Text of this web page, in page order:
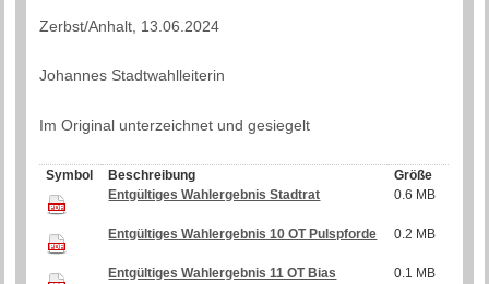
Zerbst/Anhalt, 13.06.2024
Johannes Stadtwahlleiterin
Im Original unterzeichnet und gesiegelt
Symbol Beschreibung
Größe
Entgültiges Wahlergebnis Stadtrat
0.6 MB
Entgültiges Wahlergebnis 10 OT Pulspforde 0.2 MB
Entgültiges Wahlergebnis 11 OT Bias 0.1 MB